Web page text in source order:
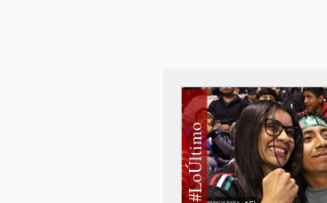
#LoÚltimo